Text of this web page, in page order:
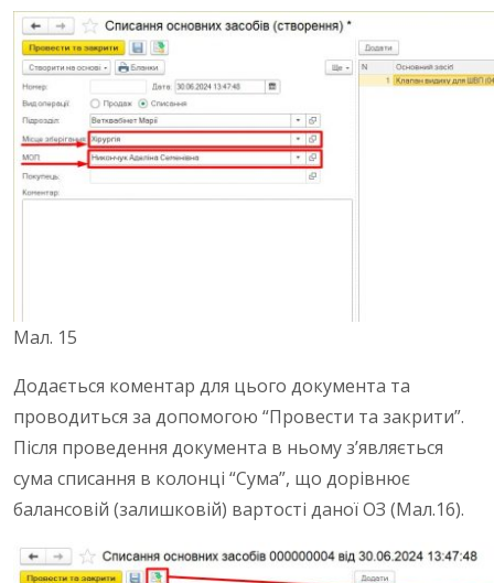
Мал. 15
Додається коментар для цього документа та
проводиться за допомогою “Провести та закрити”.
Після проведення документа в ньому з’являється
сума списання в колонці “Сума”, що дорівнює
балансовій (залишковій) вартості даної ОЗ (Мал.16).